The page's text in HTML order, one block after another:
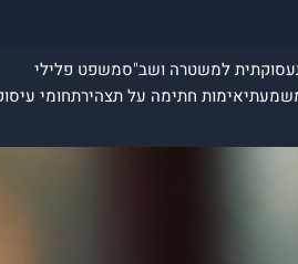
למשטרה ושב"סמשפט פלילי
אימות חתימה על תצהירתחומי